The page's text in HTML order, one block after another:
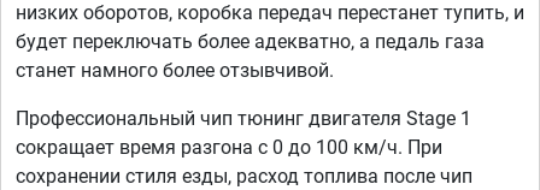
низких оборотов, коробка передач перестанет тупить, и
будет переключать более адекватно, а педаль газа
станет намного более отзывчивой.
Профессиональный чип тюнинг двигателя Stage 1
сокращает время разгона с 0 до 100 км/ч. При
сохранении стиля езды, расход топлива после чип